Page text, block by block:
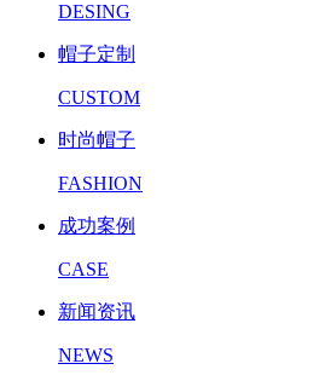
DESING
帽子定制
CUSTOM
时尚帽子
FASHION
成功案例
CASE
新闻资讯
NEWS